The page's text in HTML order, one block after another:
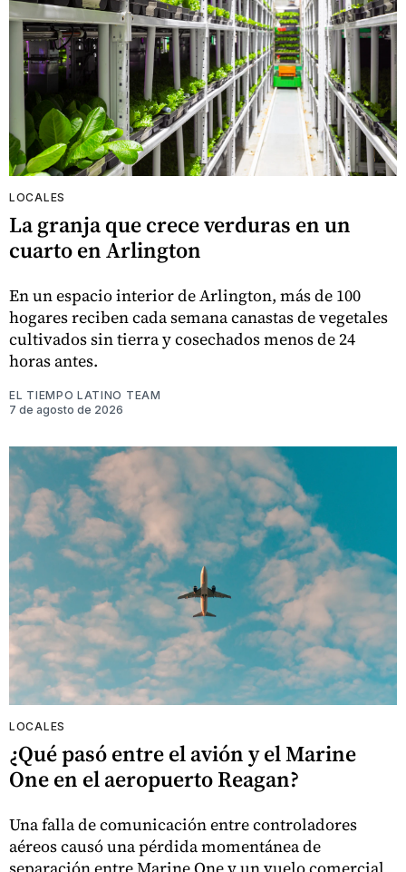
LOCALES
La granja que crece verduras en un
cuarto en Arlington
En un espacio interior de Arlington, más de 100
hogares reciben cada semana canastas de vegetales
cultivados sin tierra y cosechados menos de 24
horas antes.
EL TIEMPO LATINO TEAM
7 de agosto de 2026
LOCALES
¿Qué pasó entre el avión y el Marine
One en el aeropuerto Reagan?
Una falla de comunicación entre controladores
aéreos causó una pérdida momentánea de